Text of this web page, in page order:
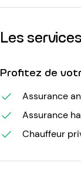
Les services
Profitez de
Assurance
Assurance
Chauffeur